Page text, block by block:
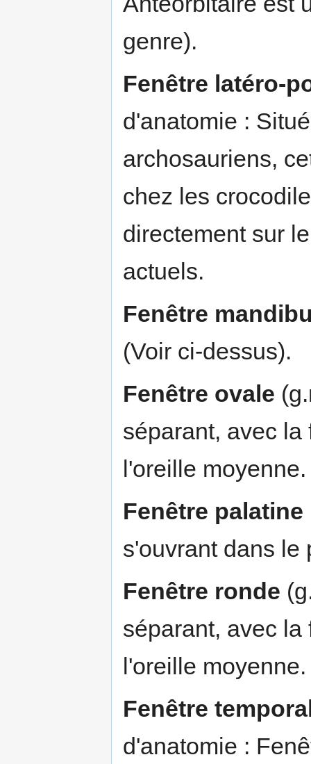
genre).
Fenêtre latéro-
d'anatomie :
archosauriens,
chez les
directement sur
actuels.
Fenêtre
(Voir ci-dessus).
Fenêtre ovale
séparant, avec
l'oreille moyenne.
Fenêtre palatine
s'ouvrant dans
Fenêtre ronde
séparant, avec
l'oreille moyenne.
Fenêtre
d'anatomie :